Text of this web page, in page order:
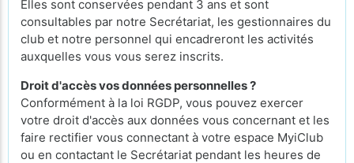
Elles sont conservées pendant 3 ans et sont
consultables par notre Secrétariat, les gestionnaires du
club et notre personnel qui encadreront les activités
auxquelles vous vous serez inscrits.
Droit d'accès vos données personnelles ?
Conformément à la loi RGDP, vous pouvez exercer
votre droit d'accès aux données vous concernant et les
faire rectifier vous connectant à votre espace MyiClub
ou en contactant le Secrétariat pendant les heures de